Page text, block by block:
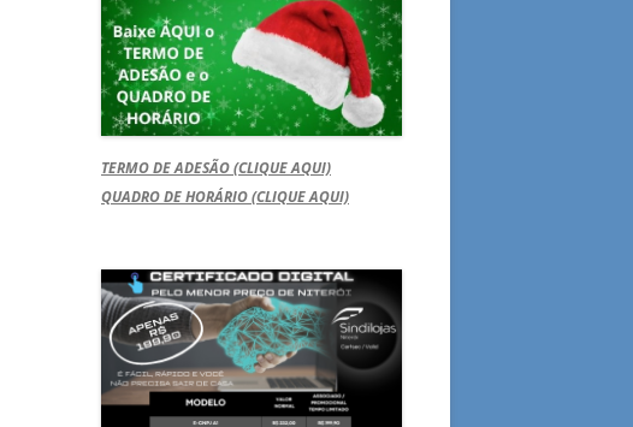
TERMO DE ADESÃO (CLIQUE AQUI)
QUADRO DE HORÁRIO (CLIQUE AQUI)